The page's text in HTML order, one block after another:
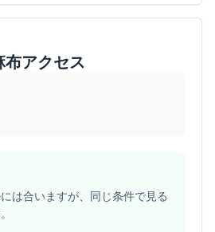
布アクセス
は合いますが、同じ条件で見る